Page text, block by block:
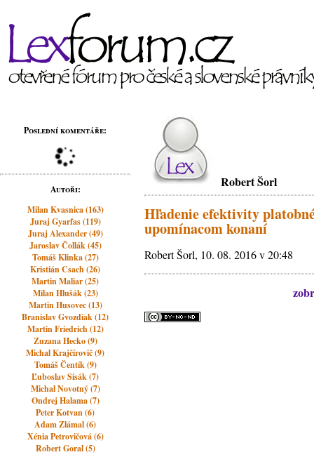
Poslední komentáře:
Autoři:
Milan Kvasnica (163)
Juraj Gyarfas (119)
Juraj Alexander (49)
Jaroslav Čollák (45)
Tomáš Klinka (27)
Kristián Csach (26)
Martin Maliar (25)
Milan Hlušák (23)
Martin Husovec (13)
Branislav Gvozdiak (12)
Martin Friedrich (12)
Zuzana Hecko (9)
Michal Krajčírovič (9)
Tomáš Čentík (9)
Ľuboslav Sisák (7)
Michal Novotný (7)
Ondrej Halama (7)
Peter Kotvan (6)
Adam Zlámal (6)
Xénia Petrovičová (6)
Robert Goral (5)
Robert Šorl
Hľadenie efektivity
upomínacom konaní
Robert Šorl, 10. 08. 2016 v 20:48